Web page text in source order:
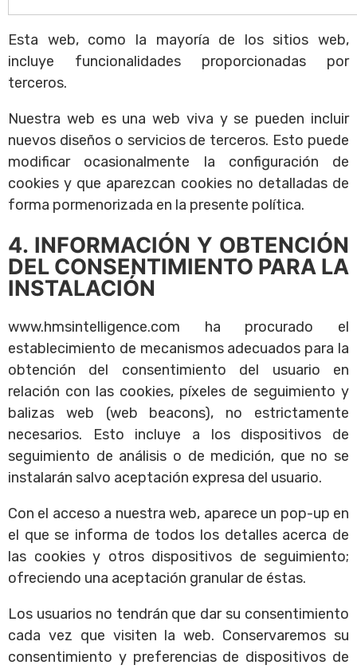
Esta web, como la mayoría de los sitios web,
incluye funcionalidades proporcionadas por
terceros.
Nuestra web es una web viva y se pueden incluir
nuevos diseños o servicios de terceros. Esto puede
modificar ocasionalmente la configuración de
cookies y que aparezcan cookies no detalladas de
forma pormenorizada en la presente política.
4. INFORMACIÓN Y OBTENCIÓN
DEL CONSENTIMIENTO PARA LA
INSTALACIÓN
www.hmsintelligence.com ha procurado el
establecimiento de mecanismos adecuados para la
obtención del consentimiento del usuario en
relación con las cookies, píxeles de seguimiento y
balizas web (web beacons), no estrictamente
necesarios. Esto incluye a los dispositivos de
seguimiento de análisis o de medición, que no se
instalarán salvo aceptación expresa del usuario.
Con el acceso a nuestra web, aparece un pop-up en
el que se informa de todos los detalles acerca de
las cookies y otros dispositivos de seguimiento;
ofreciendo una aceptación granular de éstas.
Los usuarios no tendrán que dar su consentimiento
cada vez que visiten la web. Conservaremos su
consentimiento y preferencias de dispositivos de